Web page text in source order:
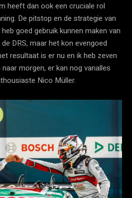
heeft dan ook een cruciale rol
De pitstop en de strategie van
goed gebruik kunnen maken van
DRS, maar het kon evengoed
resultaat is er nu en ik heb zeven
morgen, er kan nog vanalles
Nico Müller.